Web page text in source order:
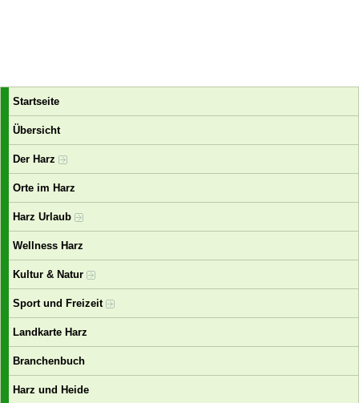
Startseite
Übersicht
Der Harz
Orte im Harz
Harz Urlaub
Wellness Harz
Kultur & Natur
Sport und Freizeit
Landkarte Harz
Branchenbuch
Harz und Heide